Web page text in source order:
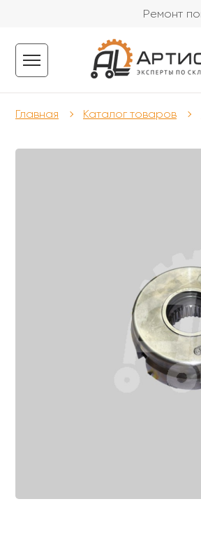
Ремонт
Главная Каталог товаров